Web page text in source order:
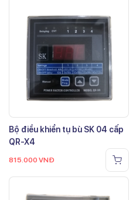
Bộ điều khiển tụ bù SK 04 cấp
QR-X4
815.000 VNĐ